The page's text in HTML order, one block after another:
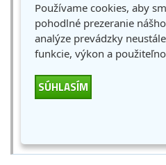
Canon BCI-6Bk
čierny, 15 ml
Skladom > 9 ks
Používame cookies, aby
pohodlné prezeranie
analýze prevádzky
funkcie, výkon a
SÚHLASÍM